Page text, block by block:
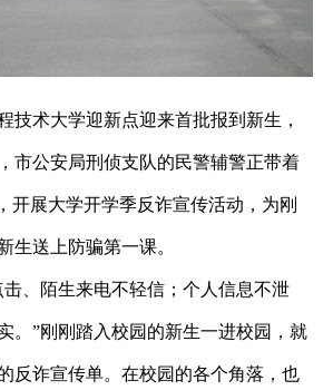
技术大学迎新点迎来首批报到新生，
市公安局刑侦支队的民警辅警正带着
开展大学开学季反诈宣传活动，为刚
生送上防骗第一课。
击、陌生来电不轻信；个人信息不泄
。”刚刚踏入校园的新生一进校园，就
反诈宣传单。在校园的各个角落，也